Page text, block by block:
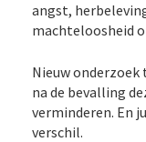
angst,
machteloosheid
Nieuw
na de bevalling
verminderen. En
verschil.